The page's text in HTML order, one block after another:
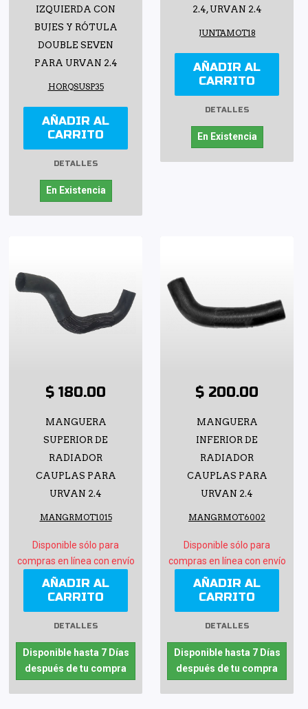
IZQUIERDA CON
BUJES Y RÓTULA
DOUBLE SEVEN
PARA URVAN 2.4
HORQSUSP35
AÑADIR AL
CARRITO
DETALLES
En Existencia
2.4, URVAN 2.4
JUNTAMOT18
AÑADIR AL
CARRITO
DETALLES
En Existencia
$ 180.00
MANGUERA
SUPERIOR DE
RADIADOR
CAUPLAS PARA
URVAN 2.4
MANGRMOT1015
Disponible sólo para
compras en línea con envío
AÑADIR AL
CARRITO
DETALLES
Disponible hasta 7 Días
después de tu compra
$ 200.00
MANGUERA
INFERIOR DE
RADIADOR
CAUPLAS PARA
URVAN 2.4
MANGRMOT6002
Disponible sólo para
compras en línea con envío
AÑADIR AL
CARRITO
DETALLES
Disponible hasta 7 Días
después de tu compra